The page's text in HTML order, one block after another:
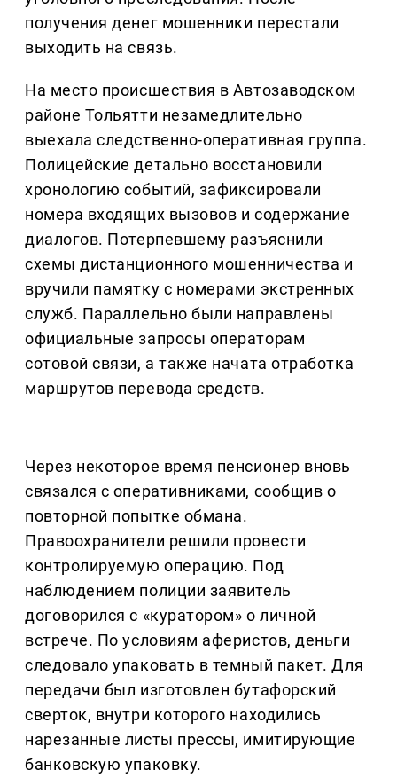
получения денег мошенники перестали
выходить на связь.
На место происшествия в Автозаводском
районе Тольятти незамедлительно
выехала следственно-оперативная группа.
Полицейские детально восстановили
хронологию событий, зафиксировали
номера входящих вызовов и содержание
диалогов. Потерпевшему разъяснили
схемы дистанционного мошенничества и
вручили памятку с номерами экстренных
служб. Параллельно были направлены
официальные запросы операторам
сотовой связи, а также начата отработка
маршрутов перевода средств.
Через некоторое время пенсионер вновь
связался с оперативниками, сообщив о
повторной попытке обмана.
Правоохранители решили провести
контролируемую операцию. Под
наблюдением полиции заявитель
договорился с «куратором» о личной
встрече. По условиям аферистов, деньги
следовало упаковать в темный пакет. Для
передачи был изготовлен бутафорский
сверток, внутри которого находились
нарезанные листы прессы, имитирующие
банковскую упаковку.